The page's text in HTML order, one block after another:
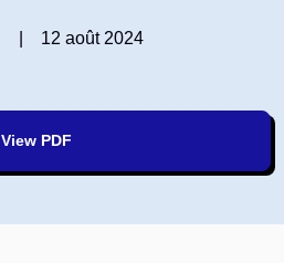
12 août 2024
View PDF